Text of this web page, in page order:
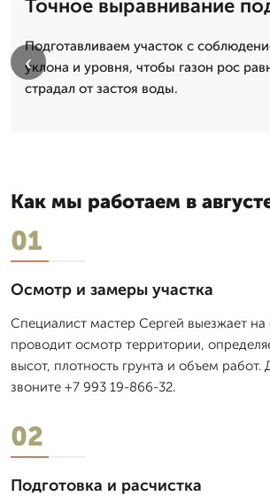
Точное выравнивание
Подготавливаем участок с
уклона и уровня, чтобы газон рос
страдал от застоя воды.
‹
Как мы работаем в
01
Осмотр и замеры участка
Специалист мастер Сергей выезжает на
проводит осмотр территории,
высот, плотность грунта и объем работ.
звоните +7 993 19-866-32.
02
Подготовка и расчистка